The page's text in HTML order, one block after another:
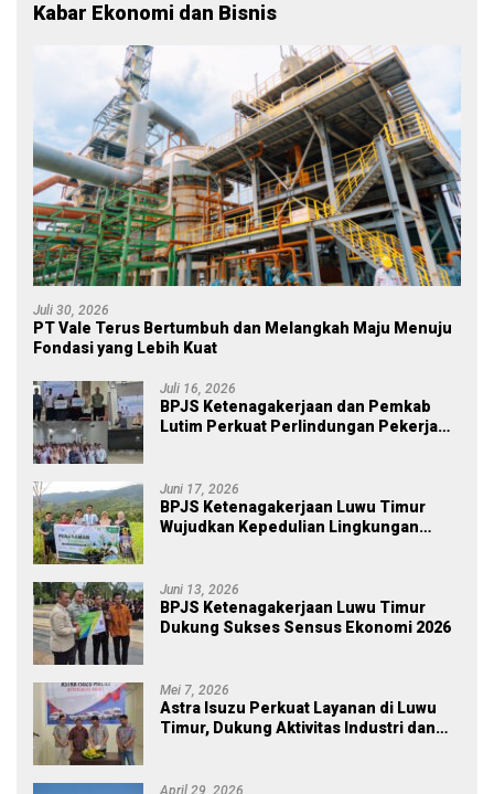
Kabar Ekonomi dan Bisnis
Juli 30, 2026
PT Vale Terus Bertumbuh dan Melangkah Maju Menuju
Fondasi yang Lebih Kuat
Juli 16, 2026
BPJS Ketenagakerjaan dan Pemkab
Lutim Perkuat Perlindungan Pekerja
Juni 17, 2026
BPJS Ketenagakerjaan Luwu Timur
Wujudkan Kepedulian Lingkungan
Juni 13, 2026
BPJS Ketenagakerjaan Luwu Timur
Dukung Sukses Sensus Ekonomi 2026
Mei 7, 2026
Astra Isuzu Perkuat Layanan di Luwu
Timur, Dukung Aktivitas Industri dan